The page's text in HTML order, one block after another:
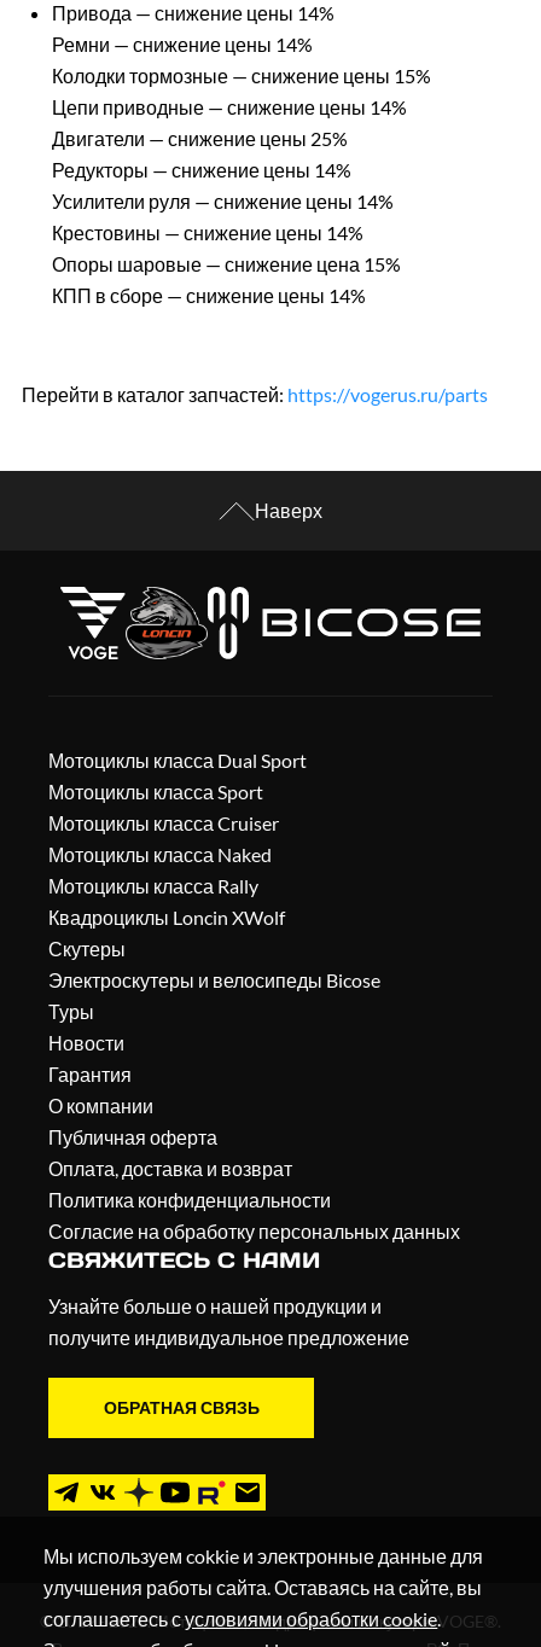
Привода — снижение цены 14%
Ремни — снижение цены 14%
Колодки тормозные — снижение цены 15%
Цепи приводные — снижение цены 14%
Двигатели — снижение цены 25%
Редукторы — снижение цены 14%
Усилители руля — снижение цены 14%
Крестовины — снижение цены 14%
Опоры шаровые — снижение цена 15%
КПП в сборе — снижение цены 14%
Перейти в каталог запчастей: https://vogerus.ru/parts
Наверх
Мотоциклы класса Dual Sport
Мотоциклы класса Sport
Мотоциклы класса Cruiser
Мотоциклы класса Naked
Мотоциклы класса Rally
Квадроциклы Loncin XWolf
Скутеры
Электроскутеры и велосипеды Bicose
Туры
Новости
Гарантия
О компании
Публичная оферта
Оплата, доставка и возврат
Политика конфиденциальности
Согласие на обработку персональных данных
СВЯЖИТЕСЬ С НАМИ
Узнайте больше о нашей продукции и
получите индивидуальное предложение
ОБРАТНАЯ СВЯЗЬ
© 2019 - 2026. Мотоциклы, квадроциклы и скутеры VOGE®.
Мы используем cokkie и электронные данные для
улучшения работы сайта. Оставаясь на сайте, вы
соглашаетесь сусловиями обработки cookie.